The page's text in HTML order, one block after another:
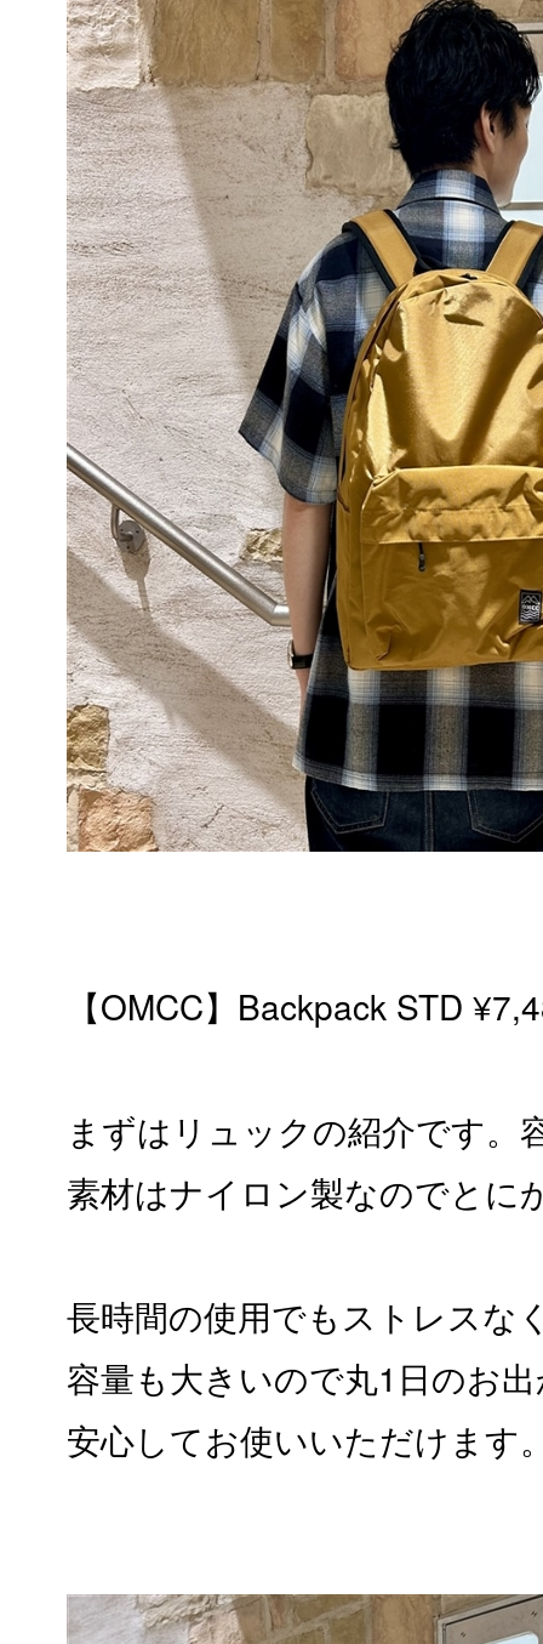
【OMCC】Backpack STD
まずはリュックの紹介です。
素材はナイロン製なのでとに
長時間の使用でもストレスな
容量も大きいので丸1日のお
安心してお使いいただけます